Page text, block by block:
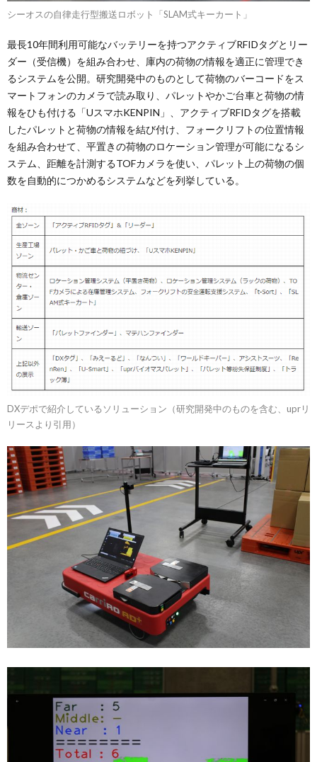
シーオスの自律走行型搬送ロボット「SLAM式キーカート」
最長10年間利用可能なバッテリーを持つアクティブRFIDタグとリー
ダー（受信機）を組み合わせ、庫内の荷物の情報を適正に管理でき
るシステムを公開。研究開発中のものとして荷物のバーコードをス
マートフォンのカメラで読み取り、パレットやかご台車と荷物の情
報をひも付ける「UスマホKENPIN」、アクティブRFIDタグを搭載
したパレットと荷物の情報を結び付け、フォークリフトの位置情報
を組み合わせて、平置きの荷物のロケーション管理が可能になるシ
ステム、距離を計測するTOFカメラを使い、パレット上の荷物の個
数を自動的につかめるシステムなどを列挙している。
DXデポで紹介しているソリューション（研究開発中のものを含む、uprリ
リースより引用）